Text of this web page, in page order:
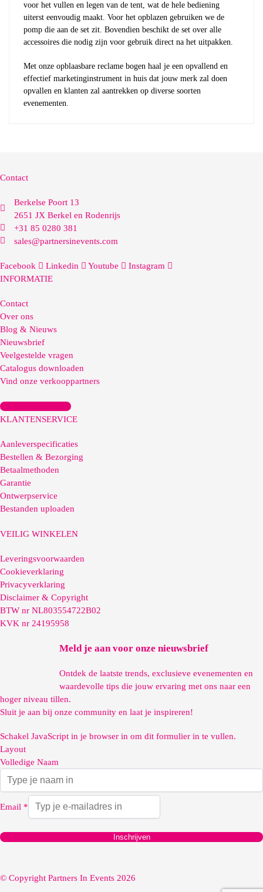
voor het vullen en legen van de tent, wat de hele bediening
uiterst eenvoudig maakt. Voor het opblazen gebruiken we de
pomp die aan de set zit. Bovendien beschikt de set over alle
accessoires die nodig zijn voor gebruik direct na het uitpakken.
Met onze opblaasbare reclame bogen haal je een opvallend en
effectief marketinginstrument in huis dat jouw merk zal doen
opvallen en klanten zal aantrekken op diverse soorten
evenementen.
Contact
Berkelse Poort 13
2651 JX Berkel en Rodenrijs
+31 85 0280 381
sales@partnersinevents.com
Facebook Linkedin Youtube
Instagram
INFORMATIE
Contact
Over ons
Blog & Nieuws
Nieuwsbrief
Veelgestelde vragen
Catalogus downloaden
Vind onze verkooppartners
Account aanmaken
KLANTENSERVICE
Aanleverspecificaties
Bestellen & Bezorging
Betaalmethoden
Garantie
Ontwerpservice
Bestanden uploaden
VEILIG WINKELEN
Leveringsvoorwaarden
Cookieverklaring
Privacyverklaring
Disclaimer & Copyright
BTW nr NL803554722B02
KVK nr 24195958
Meld je aan voor onze nieuwsbrief
Ontdek de laatste trends, exclusieve evenementen en
waardevolle tips die jouw ervaring met ons naar een
hoger niveau tillen.
Sluit je aan bij onze community en laat je inspireren!
Schakel JavaScript in je browser in om dit formulier in te vullen.
Layout
Volledige Naam
Email *
Inschrijven
© Copyright Partners In Events 2026